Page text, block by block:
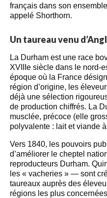
français dans son
appelé Shorthorn.
Un taureau venu
La Durham est une race
XVIIIe siècle dans le nord-
époque où la France
région d’origine, les
déjà une sélection
de production chiffrés. La
musclée, précoce (elle
polyvalente : lait et viande
Vers 1840, les pouvoirs
d’améliorer le cheptel
reproducteurs Durham.
les « vacheries » — sont
taureaux auprès des
régions les plus